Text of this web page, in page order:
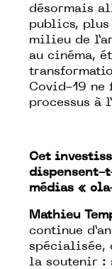
désormais
publics, plus
milieu de
au cinéma,
Covid-19 ne
processus à
Cet
dispensent-
médias «
Mathieu
continue
spécialisée,
la soutenir :